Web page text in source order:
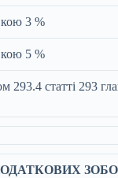
3 %
5 %
293.4 статті 293